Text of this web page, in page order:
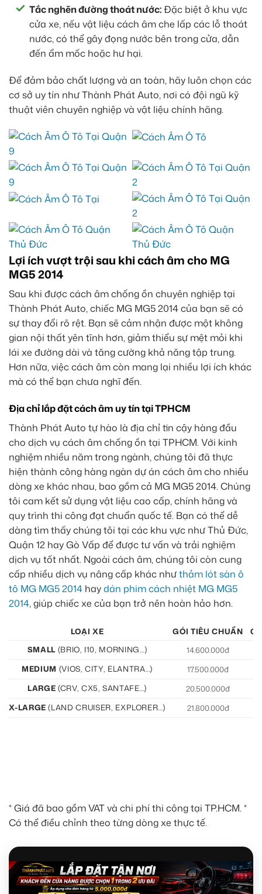
Tắc nghẽn đường thoát nước:Đặc biệt ở khu vực
cửa xe, nếu vật liệu cách âm che lấp các lỗ thoát
nước, có thể gây đọng nước bên trong cửa, dẫn
đến ẩm mốc hoặc hư hại.
Để đảm bảo chất lượng và an toàn, hãy luôn chọn các
cơ sở uy tín như Thành Phát Auto, nơi có đội ngũ kỹ
thuật viên chuyên nghiệp và vật liệu chính hãng.
Lợi ích vượt trội sau khi cách âm cho MG
MG5 2014
Sau khi được cách âm chống ồn chuyên nghiệp tại
Thành Phát Auto, chiếc MG MG5 2014 của bạn sẽ có
sự thay đổi rõ rệt. Bạn sẽ cảm nhận được một không
gian nội thất yên tĩnh hơn, giảm thiểu sự mệt mỏi khi
lái xe đường dài và tăng cường khả năng tập trung.
Hơn nữa, việc cách âm còn mang lại nhiều lợi ích khác
mà có thể bạn chưa nghĩ đến.
Địa chỉ lắp đặt cách âm uy tín tại TPHCM
Thành Phát Auto tự hào là địa chỉ tin cậy hàng đầu
cho dịch vụ cách âm chống ồn tại TPHCM. Với kinh
nghiệm nhiều năm trong ngành, chúng tôi đã thực
hiện thành công hàng ngàn dự án cách âm cho nhiều
dòng xe khác nhau, bao gồm cả MG MG5 2014. Chúng
tôi cam kết sử dụng vật liệu cao cấp, chính hãng và
quy trình thi công đạt chuẩn quốc tế. Bạn có thể dễ
dàng tìm thấy chúng tôi tại các khu vực như Thủ Đức,
Quận 12 hay Gò Vấp để được tư vấn và trải nghiệm
dịch vụ tốt nhất. Ngoài cách âm, chúng tôi còn cung
cấp nhiều dịch vụ nâng cấp khác nhưthảm lót sàn ô
tô MG MG5 2014 haydán phim cách nhiệt MG MG5
2014, giúp chiếc xe của bạn trở nên hoàn hảo hơn.
LOẠI XE GÓI TIÊU CHUẨN
SMALL (BRIO, I10, MORNING…) 14.600.000đ
MEDIUM (VIOS, CITY, ELANTRA…) 17.500.000đ
LARGE (CRV, CX5, SANTAFE…) 20.500.000đ
X-LARGE(LAND CRUISER, EXPLORER…) 21.800.000đ
* Giá đã bao gồm VAT và chi phí thi công tại TP.HCM. *
Có thể điều chỉnh theo từng dòng xe thực tế.